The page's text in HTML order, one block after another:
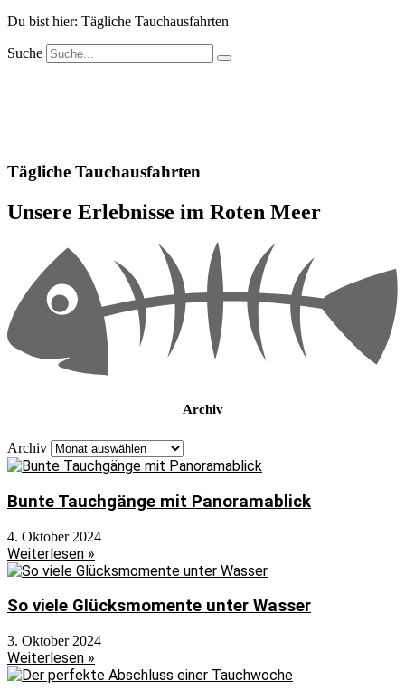
Du bist hier: Tägliche Tauchausfahrten
Suche
Tägliche Tauchausfahrten
Unsere Erlebnisse im Roten Meer
Archiv
Archiv
Bunte Tauchgänge mit Panoramablick
4. Oktober 2024
Weiterlesen »
So viele Glücksmomente unter Wasser
3. Oktober 2024
Weiterlesen »